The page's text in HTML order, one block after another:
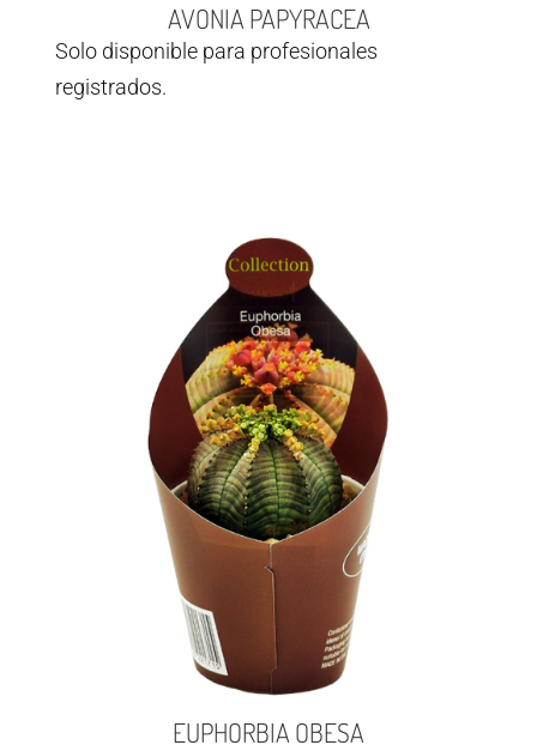
AVONIA PAPYRACEA
Solo disponible para profesionales
registrados.
EUPHORBIA OBESA